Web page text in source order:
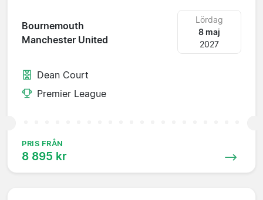
Bournemouth
Manchester United
Lördag
8 maj
2027
Dean Court
Premier League
PRIS FRÅN
8 895 kr